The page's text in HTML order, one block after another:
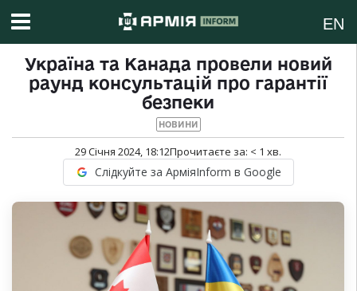
EN
Україна та Канада провели новий
раунд консультацій про гарантії
безпеки
НОВИНИ
29 Січня 2024, 18:12Прочитаєте за: < 1 хв.
Слідкуйте за АрміяInform в Google